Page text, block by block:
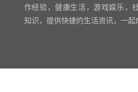
作经验，健康生活，游戏娱乐，
知识，提供快捷的生活资讯，一起